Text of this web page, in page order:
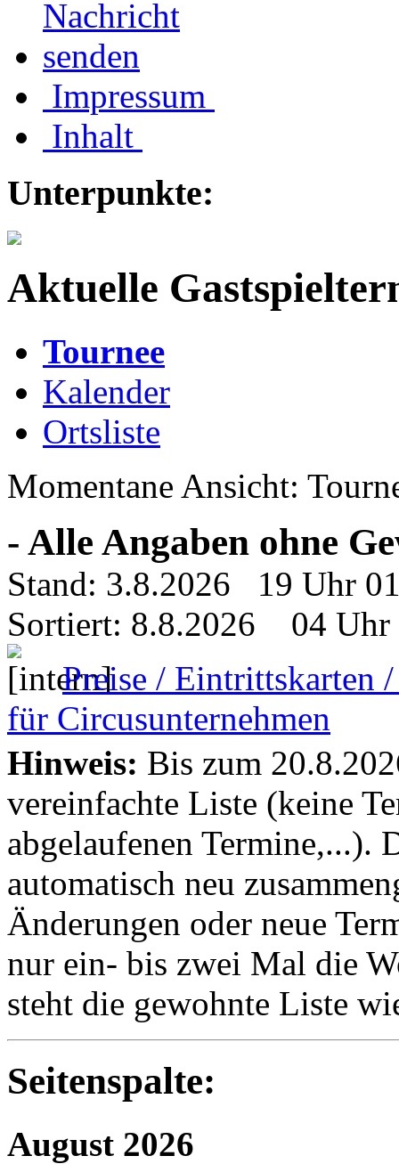
Impressum
Inhalt
Unterpunkte:
Aktuelle
Tournee
Kalender
Ortsliste
Momentane Ansicht:
- Alle Angaben ohne
Stand: 3.8.2026 19 Uhr
Sortiert: 8.8.2026 04 Uhr
Preise / Eintrittskarten
für Circusunternehmen
Hinweis: Bis zum
vereinfachte Liste (keine
abgelaufenen
automatisch neu
Änderungen oder neue
nur ein- bis zwei Mal die
steht die gewohnte Liste
Seitenspalte:
August 2026